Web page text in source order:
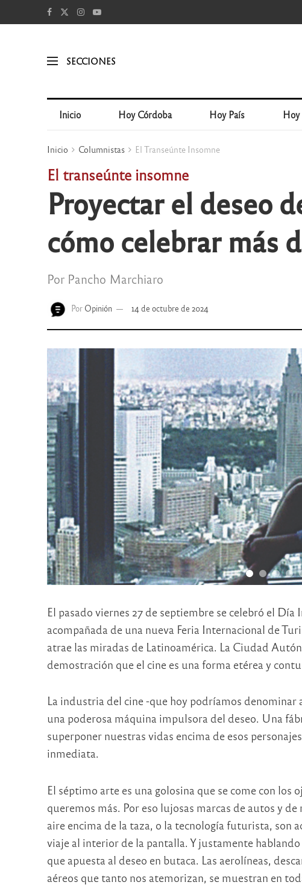
SECCIONES
Inicio Hoy Córdoba Hoy País
Inicio Columnistas El Transeúnte Insomne
El transeúnte insomne
Proyectar el deseo
cómo celebrar más
Por Pancho Marchiaro
Por Opinión 14 de octubre de 2024
El pasado viernes 27 de septiembre se celebró el
acompañada de una nueva Feria Internacional de
atrae las miradas de Latinoamérica. La Ciudad
demostración que el cine es una forma etérea y
La industria del cine -que hoy podríamos
una poderosa máquina impulsora del deseo. Una
superponer nuestras vidas encima de esos
inmediata.
El séptimo arte es una golosina que se come con los
queremos más. Por eso lujosas marcas de autos y
aire encima de la taza, o la tecnología futurista, son
viaje al interior de la pantalla. Y justamente
que apuesta al deseo en butaca. Las aerolíneas,
aéreos que tanto nos atemorizan, se muestran en